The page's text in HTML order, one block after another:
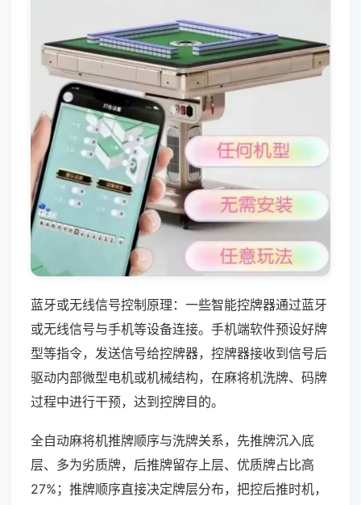
蓝牙或无线信号控制原理：一些智能控牌器通过蓝牙
或无线信号与手机等设备连接。手机端软件预设好牌
型等指令，发送信号给控牌器，控牌器接收到信号后
驱动内部微型电机或机械结构，在麻将机洗牌、码牌
过程中进行干预，达到控牌目的。
全自动麻将机推牌顺序与洗牌关系，先推牌沉入底
层、多为劣质牌，后推牌留存上层、优质牌占比高
27%；推牌顺序直接决定牌层分布，把控后推时机，